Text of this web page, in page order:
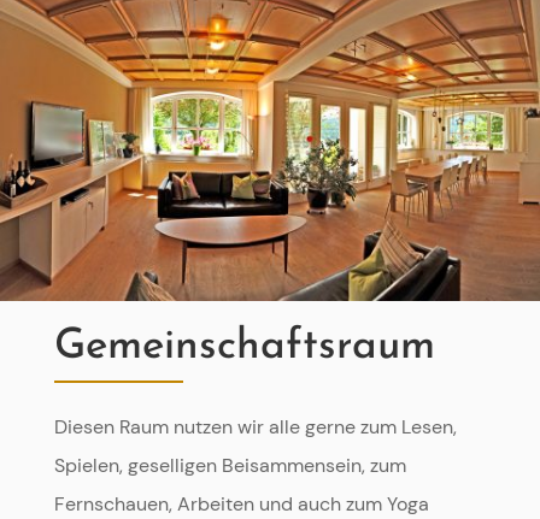
Gemeinschaftsraum
Diesen Raum nutzen wir alle gerne zum Lesen,
Spielen, geselligen Beisammensein, zum
Fernschauen, Arbeiten und auch zum Yoga